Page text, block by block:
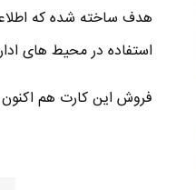
هدف ساخته شده که
استفاده در محیط های
فروش این کارت هم